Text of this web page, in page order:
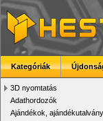
Kategóriák
3D nyomtatás
Adathordozók
Ajándékok,